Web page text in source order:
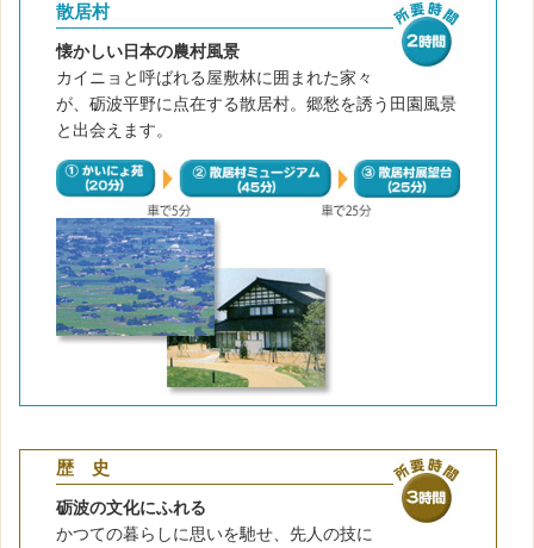
散居村
懐かしい日本の農村風景
カイニョと呼ばれる屋敷林に囲まれた家々
が、砺波平野に点在する散居村。郷愁を誘う田園風景
と出会えます。
歴 史
砺波の文化にふれる
かつての暮らしに思いを馳せ、先人の技に